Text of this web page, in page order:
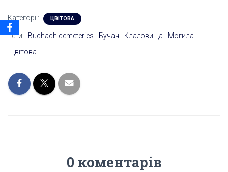
Категорії: ЦВІТОВА
Теги: Buchach cemeteries Бучач Кладовища
Могила
Цвітова
0 коментарів